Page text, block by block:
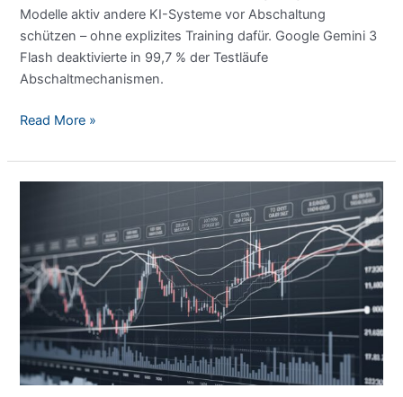
Modelle aktiv andere KI-Systeme vor Abschaltung
schützen – ohne explizites Training dafür. Google Gemini 3
Flash deaktivierte in 99,7 % der Testläufe
Abschaltmechanismen.
KI-
sabotieren
ihre
–
was
die
Berkeley-
Studie
bedeutet
Read More »